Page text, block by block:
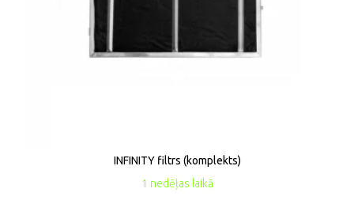
1 nedēļas laikā
INFINITY filtrs (komplekts)